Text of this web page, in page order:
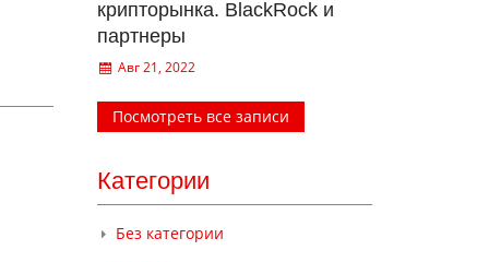
крипторынка. BlackRock и
партнеры
Авг 21, 2022
Посмотреть все записи
Категории
Без категории